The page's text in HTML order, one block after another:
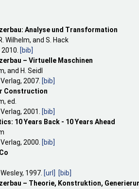
Analyse und Transformation
Wilhelm, and S. Hack
[bib]
– Virtuelle Maschinen
and H. Seidl
2007. [bib]
Construction
ed.
2001. [bib]
10 Years Back - 10 Years Ahead
2000. [bib]
1997. [url]
[bib]
– Theorie, Konstruktion,